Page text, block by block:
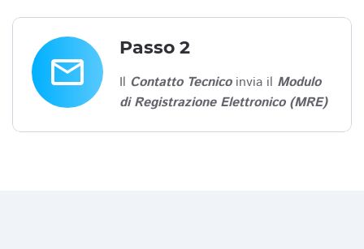
email
Passo 2
Il Contatto Tecnicoinvia il Modulo
di Registrazione Elettronico (MRE)